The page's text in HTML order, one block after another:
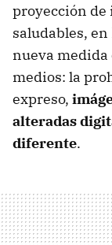
proyección de
saludables,
nueva medida
medios: la
expreso,
alteradas
diferente.